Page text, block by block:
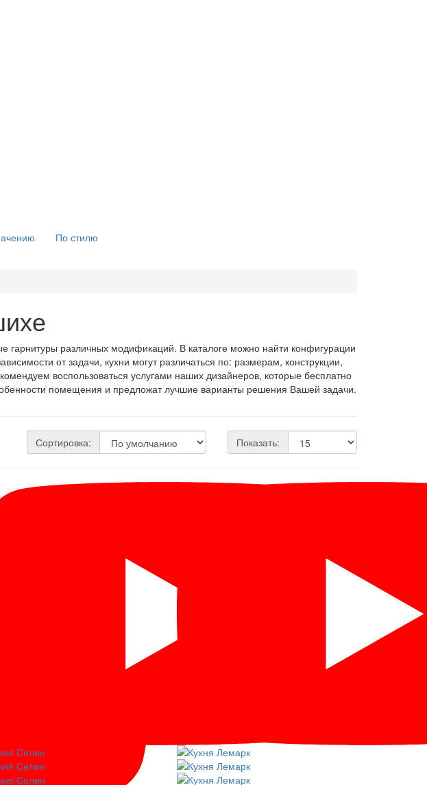
По стилю
гарнитуры различных модификаций. В каталоге можно найти конфигурации
от задачи, кухни могут различаться по: размерам, конструкции,
воспользоваться услугами наших дизайнеров, которые бесплатно
помещения и предложат лучшие варианты решения Вашей задачи.
Сортировка: Показать: